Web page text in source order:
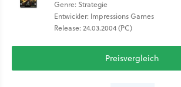
Genre: Strategie
Entwickler: Impressions Games
Release: 24.03.2004 (PC)
Preisvergleich